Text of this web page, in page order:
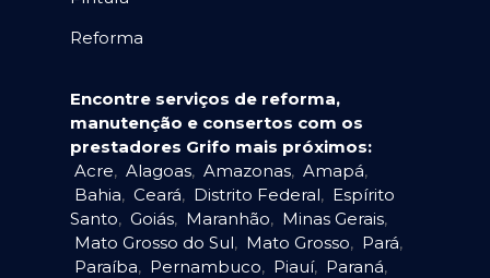
Reforma
Encontre serviços de reforma,
manutenção e consertos com os
prestadores Grifo mais próximos:
Acre, Alagoas, Amazonas, Amapá,
Bahia, Ceará, Distrito Federal, Espírito
Santo, Goiás, Maranhão, Minas Gerais,
Mato Grosso do Sul, Mato Grosso, Pará,
Paraíba, Pernambuco, Piauí, Paraná,